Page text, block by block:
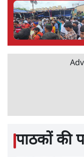
पाठकों की